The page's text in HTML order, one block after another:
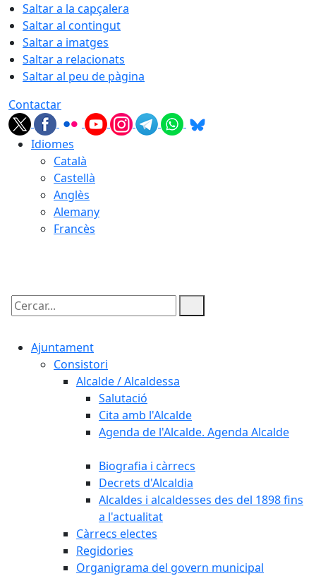
Saltar a la capçalera
Saltar al contingut
Saltar a imatges
Saltar a relacionats
Saltar al peu de pàgina
Contactar
Idiomes
Català
Castellà
Anglès
Alemany
Francès
Cercar:
Ajuntament
Consistori
Alcalde / Alcaldessa
Salutació
Cita amb l'Alcalde
Agenda de l'Alcalde. Agenda Alcalde
Biografia i càrrecs
Decrets d'Alcaldia
Alcaldes i alcaldesses des del 1898 fins
a l'actualitat
Càrrecs electes
Regidories
Organigrama del govern municipal